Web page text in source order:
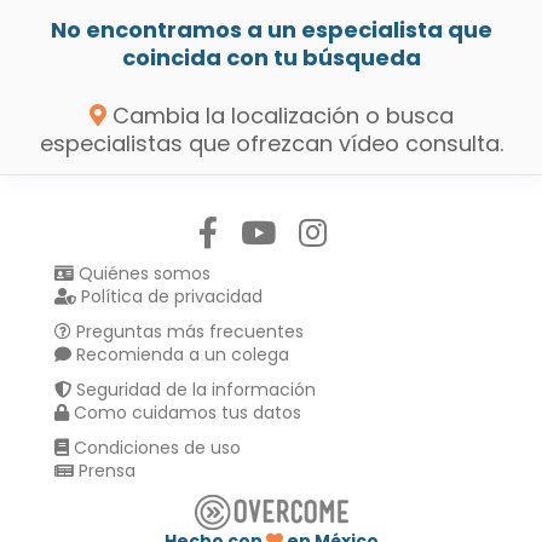
No encontramos a un especialista que
coincida con tu búsqueda
Cambia la localización o busca
especialistas que ofrezcan vídeo consulta.
Quiénes somos
Política de privacidad
Preguntas más frecuentes
Recomienda a un colega
Seguridad de la información
Como cuidamos tus datos
Condiciones de uso
Prensa